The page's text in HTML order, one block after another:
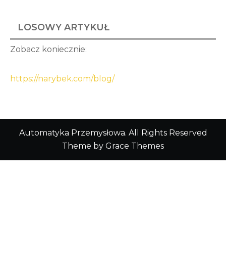
LOSOWY ARTYKUŁ
Zobacz koniecznie:
https://narybek.com/blog/
Automatyka Przemysłowa. All Rights Reserved
Theme by Grace Themes